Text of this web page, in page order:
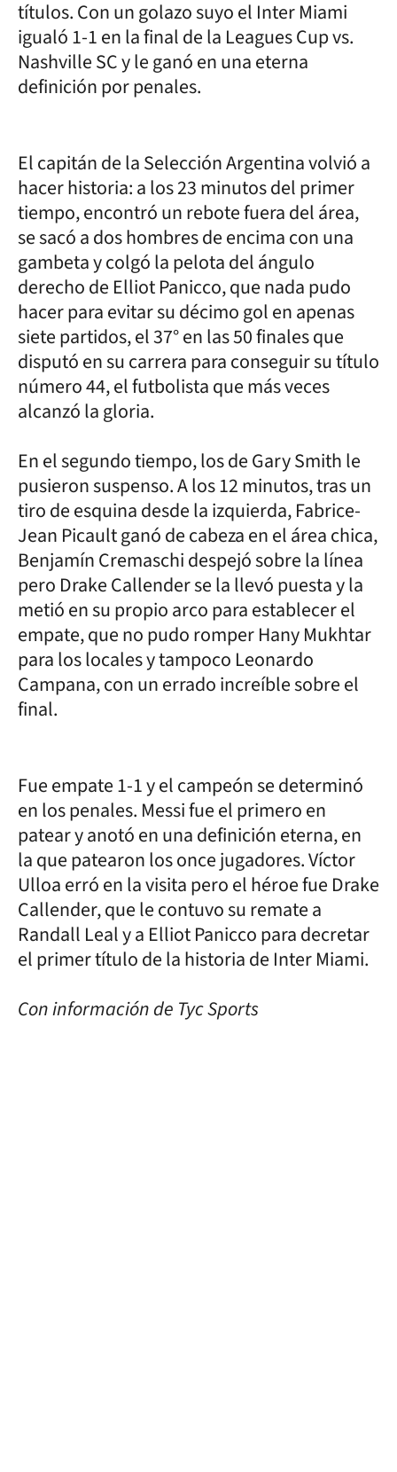
títulos. Con un golazo suyo el Inter Miami
igualó 1-1 en la final de la Leagues Cup vs.
Nashville SC y le ganó en una eterna
definición por penales.
El capitán de la Selección Argentina volvió a
hacer historia: a los 23 minutos del primer
tiempo, encontró un rebote fuera del área,
se sacó a dos hombres de encima con una
gambeta y colgó la pelota del ángulo
derecho de Elliot Panicco, que nada pudo
hacer para evitar su décimo gol en apenas
siete partidos, el 37° en las 50 finales que
disputó en su carrera para conseguir su título
número 44, el futbolista que más veces
alcanzó la gloria.
En el segundo tiempo, los de Gary Smith le
pusieron suspenso. A los 12 minutos, tras un
tiro de esquina desde la izquierda, Fabrice-
Jean Picault ganó de cabeza en el área chica,
Benjamín Cremaschi despejó sobre la línea
pero Drake Callender se la llevó puesta y la
metió en su propio arco para establecer el
empate, que no pudo romper Hany Mukhtar
para los locales y tampoco Leonardo
Campana, con un errado increíble sobre el
final.
Fue empate 1-1 y el campeón se determinó
en los penales. Messi fue el primero en
patear y anotó en una definición eterna, en
la que patearon los once jugadores. Víctor
Ulloa erró en la visita pero el héroe fue Drake
Callender, que le contuvo su remate a
Randall Leal y a Elliot Panicco para decretar
el primer título de la historia de Inter Miami.
Con información de Tyc Sports